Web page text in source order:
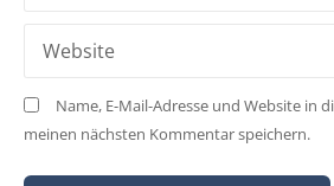
Website
Name, E-Mail-Adresse und Website in
meinen nächsten Kommentar speichern.